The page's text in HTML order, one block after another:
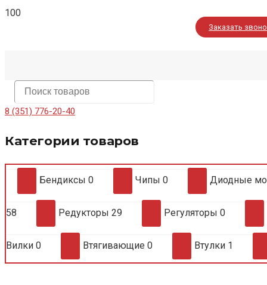
Заказать
8 (351) 776-20-40
Категории товаров
Бендиксы 0 Чипы 0 Диодные
58 Редукторы 29 Регуляторы 0
Вилки 0 Втягивающие 0 Втулки 1